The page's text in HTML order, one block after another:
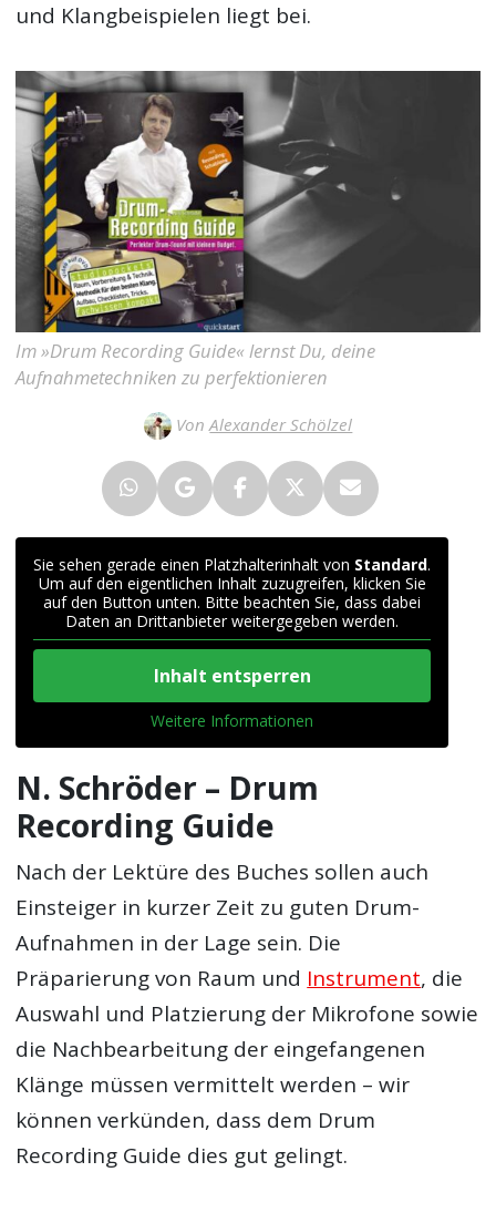
und Klangbeispielen liegt bei.
Im »Drum Recording Guide« lernst Du, deine
Aufnahmetechniken zu perfektionieren
VonAlexander Schölzel
Sie sehen gerade einen Platzhalterinhalt von Standard.
Um auf den eigentlichen Inhalt zuzugreifen, klicken Sie
auf den Button unten. Bitte beachten Sie, dass dabei
Daten an Drittanbieter weitergegeben werden.
Inhalt entsperren
Weitere Informationen
N. Schröder – Drum
Recording Guide
Nach der Lektüre des Buches sollen auch
Einsteiger in kurzer Zeit zu guten Drum-
Aufnahmen in der Lage sein. Die
Präparierung von Raum und Instrument, die
Auswahl und Platzierung der Mikrofone sowie
die Nachbearbeitung der eingefangenen
Klänge müssen vermittelt werden – wir
können verkünden, dass dem Drum
Recording Guide dies gut gelingt.